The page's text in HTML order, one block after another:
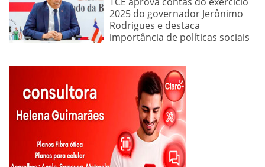
2025 do governador Jerônimo
Rodrigues e destaca
importância de políticas sociais